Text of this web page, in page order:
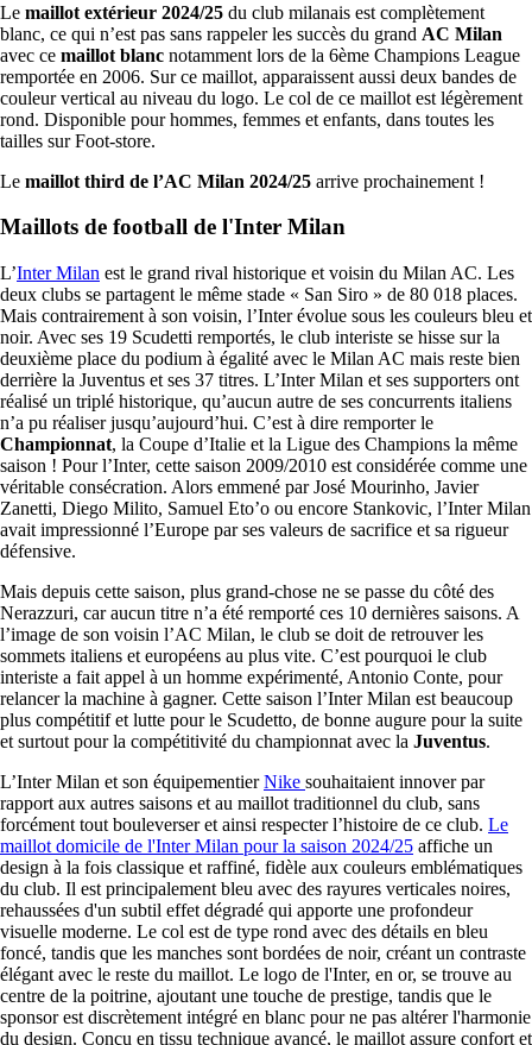
Le maillot extérieur 2024/25 du club milanais est complètement
blanc, ce qui n’est pas sans rappeler les succès du grand AC Milan
avec ce maillot blanc notamment lors de la 6ème Champions League
remportée en 2006. Sur ce maillot, apparaissent aussi deux bandes de
couleur vertical au niveau du logo. Le col de ce maillot est légèrement
rond. Disponible pour hommes, femmes et enfants, dans toutes les
tailles sur Foot-store.
Le maillot third de l’AC Milan 2024/25 arrive prochainement !
Maillots de football de l'Inter Milan
L’Inter Milan est le grand rival historique et voisin du Milan AC. Les
deux clubs se partagent le même stade « San Siro » de 80 018 places.
Mais contrairement à son voisin, l’Inter évolue sous les couleurs bleu et
noir. Avec ses 19 Scudetti remportés, le club interiste se hisse sur la
deuxième place du podium à égalité avec le Milan AC mais reste bien
derrière la Juventus et ses 37 titres. L’Inter Milan et ses supporters ont
réalisé un triplé historique, qu’aucun autre de ses concurrents italiens
n’a pu réaliser jusqu’aujourd’hui. C’est à dire remporter le
Championnat, la Coupe d’Italie et la Ligue des Champions la même
saison ! Pour l’Inter, cette saison 2009/2010 est considérée comme une
véritable consécration. Alors emmené par José Mourinho, Javier
Zanetti, Diego Milito, Samuel Eto’o ou encore Stankovic, l’Inter Milan
avait impressionné l’Europe par ses valeurs de sacrifice et sa rigueur
défensive.
Mais depuis cette saison, plus grand-chose ne se passe du côté des
Nerazzuri, car aucun titre n’a été remporté ces 10 dernières saisons. A
l’image de son voisin l’AC Milan, le club se doit de retrouver les
sommets italiens et européens au plus vite. C’est pourquoi le club
interiste a fait appel à un homme expérimenté, Antonio Conte, pour
relancer la machine à gagner. Cette saison l’Inter Milan est beaucoup
plus compétitif et lutte pour le Scudetto, de bonne augure pour la suite
et surtout pour la compétitivité du championnat avec la Juventus.
L’Inter Milan et son équipementierNike souhaitaient innover par
rapport aux autres saisons et au maillot traditionnel du club, sans
forcément tout bouleverser et ainsi respecter l’histoire de ce club. Le
maillot domicile de l'Inter Milan pour la saison 2024/25 affiche un
design à la fois classique et raffiné, fidèle aux couleurs emblématiques
du club. Il est principalement bleu avec des rayures verticales noires,
rehaussées d'un subtil effet dégradé qui apporte une profondeur
visuelle moderne. Le col est de type rond avec des détails en bleu
foncé, tandis que les manches sont bordées de noir, créant un contraste
élégant avec le reste du maillot. Le logo de l'Inter, en or, se trouve au
centre de la poitrine, ajoutant une touche de prestige, tandis que le
sponsor est discrètement intégré en blanc pour ne pas altérer l'harmonie
du design. Conçu en tissu technique avancé, le maillot assure confort et